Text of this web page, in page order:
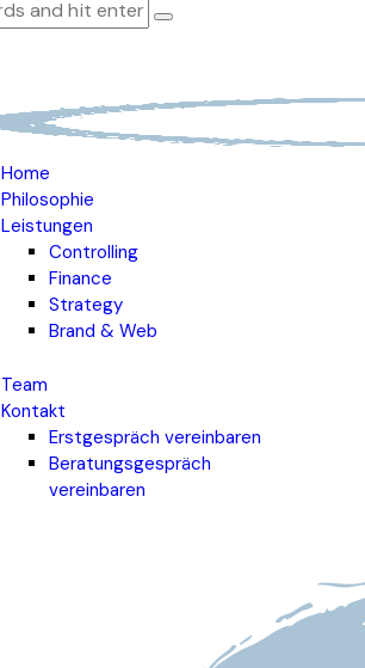
Home
Philosophie
Leistungen
Controlling
Finance
Strategy
Brand & Web
Team
Kontakt
Erstgespräch vereinbaren
Beratungsgespräch
vereinbaren